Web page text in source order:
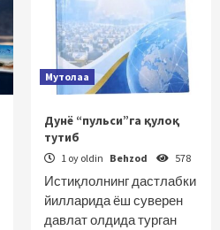
Мутолаа
Дунё “пульси”га қулоқ
тутиб
1 oy oldin Behzod 578
Истиқлолнинг дастлабки
йилларида ёш суверен
давлат олдида турган